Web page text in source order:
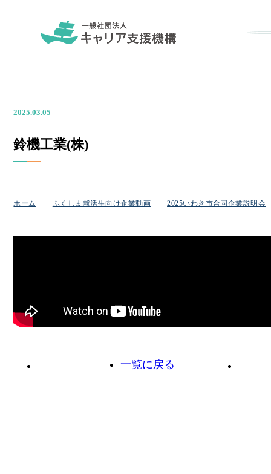
2025.03.05
鈴機工業(株)
ホーム ふくしま就活生向け企業動画 2025いわき市合同企業説明会
一覧に戻る